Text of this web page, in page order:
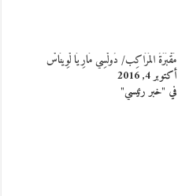
مَقْبَرَةُ المَرَاكِب/ دُولْسِي مَارِيَا لْوِينَاسْ
أكتوبر 4, 2016
في "خبر رئيسي"